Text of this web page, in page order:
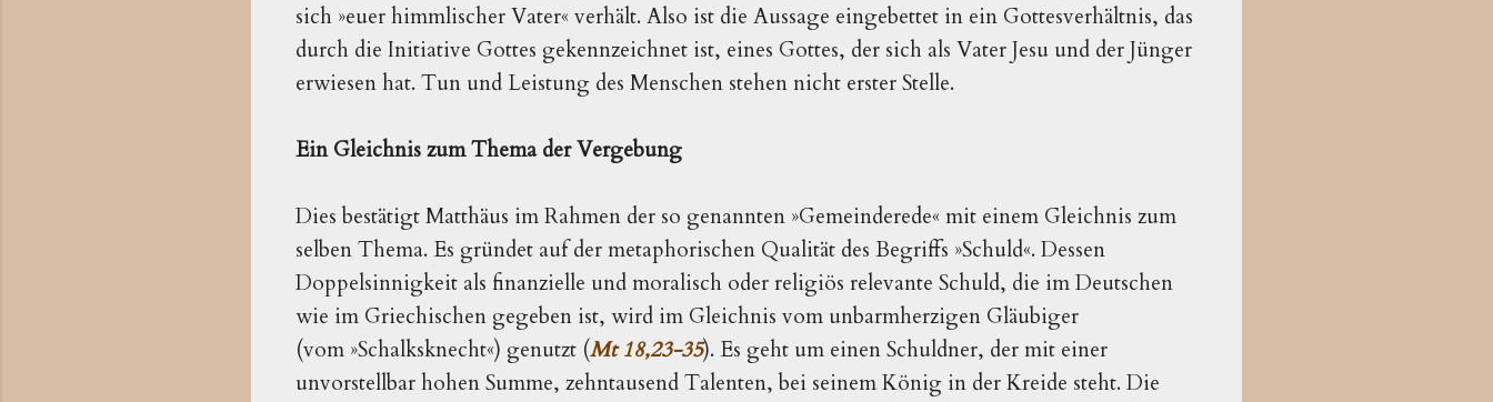
sich »euer himmlischer Vater« verhält. Also ist die Aussage eingebettet in ein Gottesverhältnis, das
durch die Initiative Gottes gekennzeichnet ist, eines Gottes, der sich als Vater Jesu und der Jünger
erwiesen hat. Tun und Leistung des Menschen stehen nicht erster Stelle.
Ein Gleichnis zum Thema der Vergebung
Dies bestätigt Matthäus im Rahmen der so genannten »Gemeinderede« mit einem Gleichnis zum
selben Thema. Es gründet auf der metaphorischen Qualität des Begriffs »Schuld«. Dessen
Doppelsinnigkeit als finanzielle und moralisch oder religiös relevante Schuld, die im Deutschen
wie im Griechischen gegeben ist, wird im Gleichnis vom unbarmherzigen Gläubiger
(vom »Schalksknecht«) genutzt (Mt 18,23-35). Es geht um einen Schuldner, der mit einer
unvorstellbar hohen Summe, zehntausend Talenten, bei seinem König in der Kreide steht. Die